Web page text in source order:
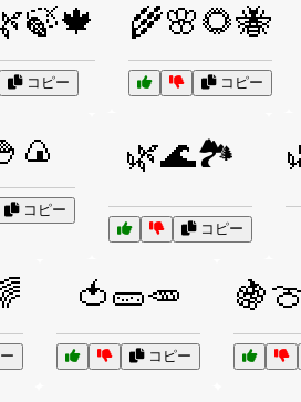
コピー
🌾🌸🌻🐝
コピー
コピー
🌿🌊🏞️
コピー
🍅🥒🥕
コピー